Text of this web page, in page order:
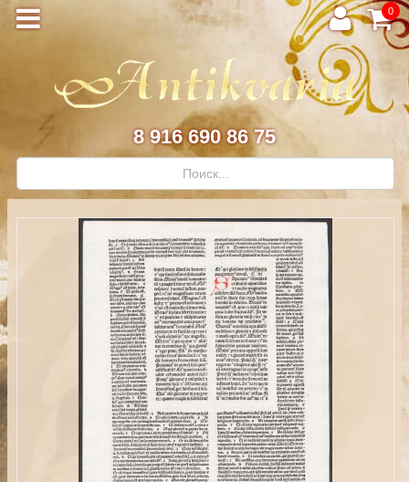
0
8 916 690 86 75